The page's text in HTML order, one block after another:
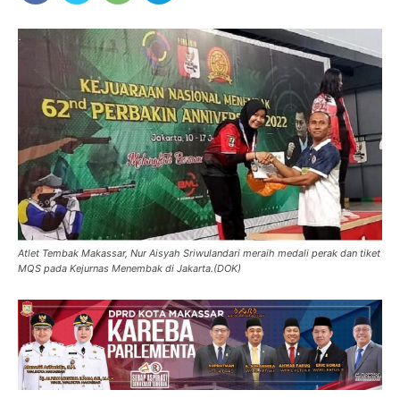
Atlet Tembak Makassar, Nur Aisyah Sriwulandari meraih medali perak dan tiket
MQS pada Kejurnas Menembak di Jakarta.(DOK)